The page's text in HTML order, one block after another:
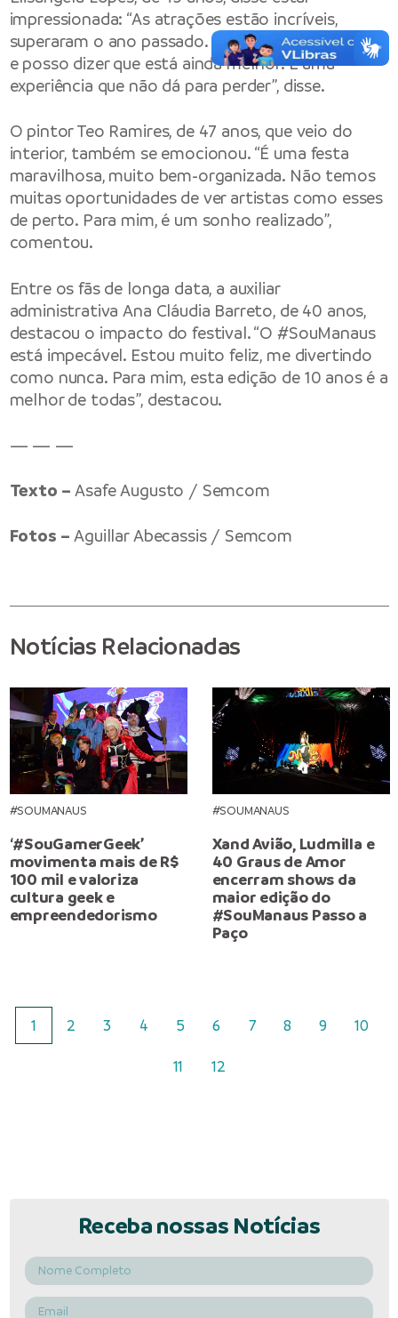
impressionada: “As atrações estão incríveis,
superaram o ano passado. Vim de novo este ano
e posso dizer que está ainda melhor. É uma
experiência que não dá para perder”, disse.
O pintor Teo Ramires, de 47 anos, que veio do
interior, também se emocionou. “É uma festa
maravilhosa, muito bem-organizada. Não temos
muitas oportunidades de ver artistas como esses
de perto. Para mim, é um sonho realizado”,
comentou.
Entre os fãs de longa data, a auxiliar
administrativa Ana Cláudia Barreto, de 40 anos,
destacou o impacto do festival. “O #SouManaus
está impecável. Estou muito feliz, me divertindo
como nunca. Para mim, esta edição de 10 anos é a
melhor de todas”, destacou.
— — —
Texto – Asafe Augusto / Semcom
Fotos – Aguillar Abecassis / Semcom
Notícias Relacionadas
#SOUMANAUS
‘#SouGamerGeek’
movimenta mais de R$
100 mil e valoriza
cultura geek e
empreendedorismo
#SOUMANAUS
Xand Avião, Ludmilla e
40 Graus de Amor
encerram shows da
maior edição do
#SouManaus Passo a
Paço
1 2 3 4 5 6 7 8 9 10
11 12
Receba nossas Notícias